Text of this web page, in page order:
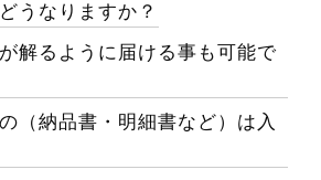
うなりますか？
解るように届ける事も可能で
（納品書・明細書など）は入